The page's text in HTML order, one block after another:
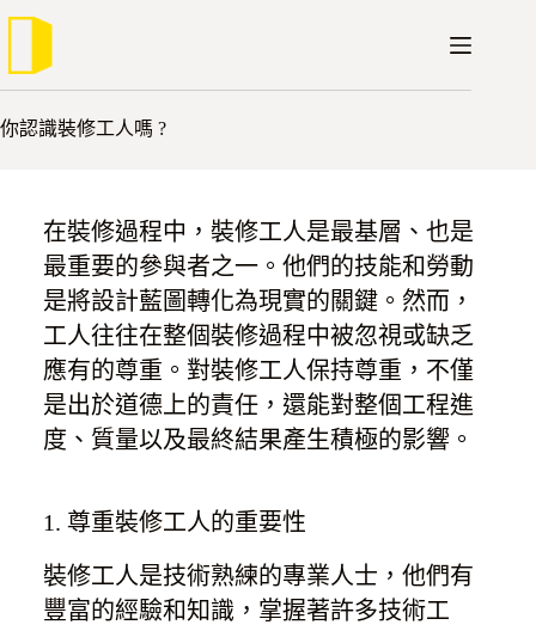
跳
主
內
首頁/思維
你認識裝修工人嗎 ?
在裝修過程中，裝修工人是最基層、也是
最重要的參與者之一。他們的技能和勞動
是將設計藍圖轉化為現實的關鍵。然而，
工人往往在整個裝修過程中被忽視或缺乏
應有的尊重。對裝修工人保持尊重，不僅
是出於道德上的責任，還能對整個工程進
度、質量以及最終結果產生積極的影響。
1. 尊重裝修工人的重要性
裝修工人是技術熟練的專業人士，他們有
豐富的經驗和知識，掌握著許多技術工